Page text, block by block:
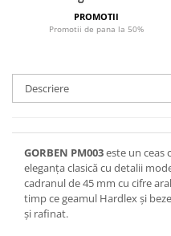
PROMOTII
Promotii de pana la 50%
Descriere
GORBEN PM003este un ceas
eleganța clasică cu detalii
cadranul de 45 mm cu cifre
timp ce geamul Hardlex și
și rafinat.